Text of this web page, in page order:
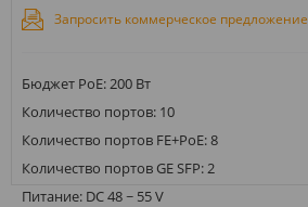
Запросить коммерческое предложение
Бюджет PoE: 200 Вт
Количество портов: 10
Количество портов FE+PoE: 8
Количество портов GE SFP: 2
Питание: DC 48 ~ 55 V